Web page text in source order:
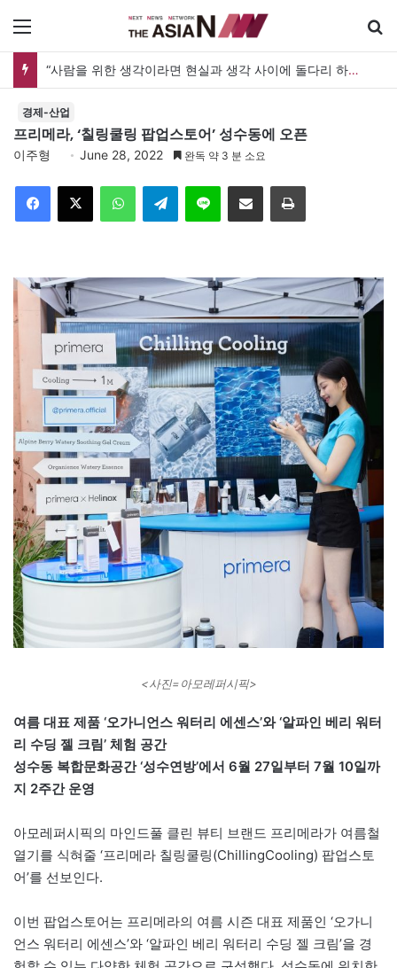
“사람을 위한 생각이라면 현실과 생각 사이에 돌다리 하나는 놓아야 하지 않을까”
경제-산업
프리메라, ‘칠링쿨링 팝업스토어’ 성수동에 오픈
이주형 June 28, 2022 완독 약 3 분 소요
Telegram 이메일
<사진=아모레퍼시픽>
여름 대표 제품 ‘오가니언스 워터리 에센스’와 ‘알파인 베리 워터
리 수딩 젤 크림’ 체험 공간
성수동 복합문화공간 ‘성수연방’에서 6월 27일부터 7월 10일까
지 2주간 운영
아모레퍼시픽의 마인드풀 클린 뷰티 브랜드 프리메라가 여름철
열기를 식혀줄 ‘프리메라 칠링쿨링(ChillingCooling) 팝업스토
어’를 선보인다.
이번 팝업스토어는 프리메라의 여름 시즌 대표 제품인 ‘오가니
언스 워터리 에센스’와 ‘알파인 베리 워터리 수딩 젤 크림’을 경